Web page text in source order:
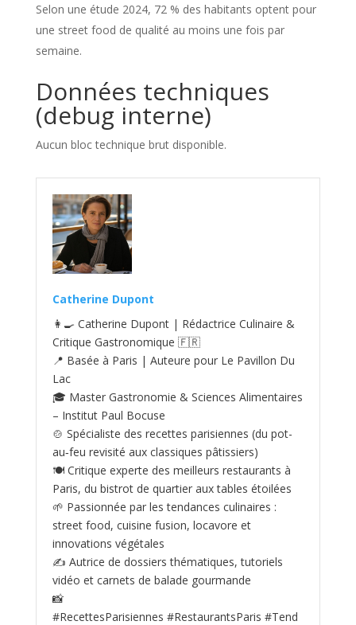
Selon une étude 2024, 72 % des habitants optent pour
une street food de qualité au moins une fois par
semaine.
Données techniques
(debug interne)
Aucun bloc technique brut disponible.
Catherine Dupont
👩‍🍳 Catherine Dupont | Rédactrice Culinaire &
Critique Gastronomique 🇫🇷
📍 Basée à Paris | Auteure pour Le Pavillon Du
Lac
🎓 Master Gastronomie & Sciences Alimentaires
– Institut Paul Bocuse
🍲 Spécialiste des recettes parisiennes (du pot-
au‑feu revisité aux classiques pâtissiers)
🍽️ Critique experte des meilleurs restaurants à
Paris, du bistrot de quartier aux tables étoilées
🌱 Passionnée par les tendances culinaires :
street food, cuisine fusion, locavore et
innovations végétales
✍️ Autrice de dossiers thématiques, tutoriels
vidéo et carnets de balade gourmande
📸
#RecettesParisiennes #RestaurantsParis #Tend